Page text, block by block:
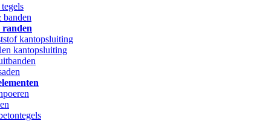
randen
kantopsluiting
kantopsluiting